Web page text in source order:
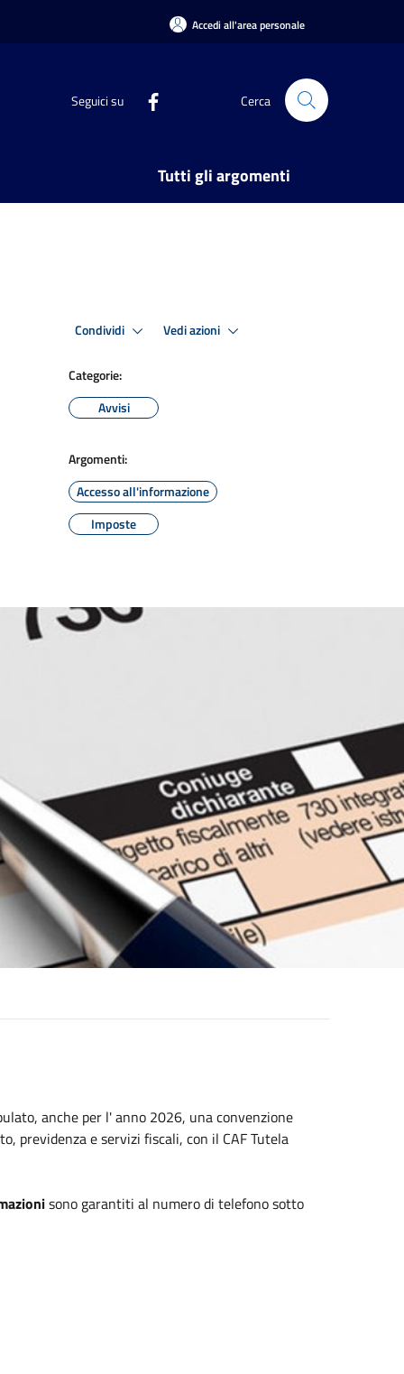
Accedi all'area personale
Seguici su Cerca
Tutti gli argomenti
Condividi Vedi azioni
Categorie:
Avvisi
Argomenti:
Accesso all'informazione
Imposte
anche per l' anno 2026, una convenzione
previdenza e servizi fiscali, con il CAF Tutela
sono garantiti al numero di telefono sotto